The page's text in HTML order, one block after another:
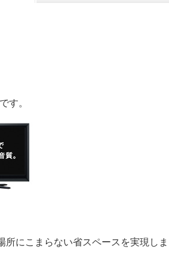
す。
にこまらない省スペースを実現し